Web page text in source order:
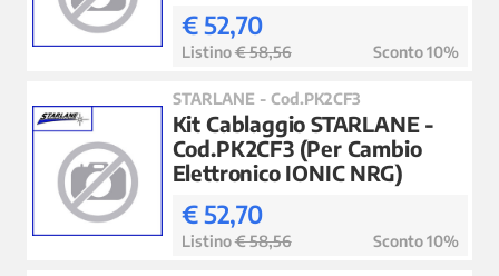
€ 52,70
Listino€ 58,56 Sconto 10%
STARLANE - Cod.PK2CF3
Kit Cablaggio STARLANE -
Cod.PK2CF3 (Per Cambio
Elettronico IONIC NRG)
€ 52,70
Listino€ 58,56 Sconto 10%